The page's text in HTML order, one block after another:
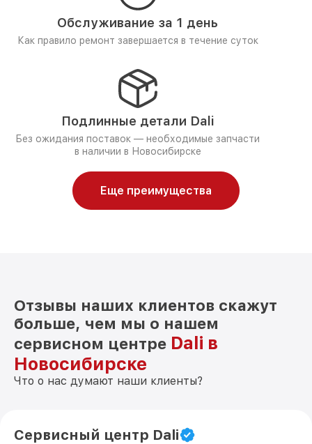
Обслуживание за 1 день
Как правило ремонт завершается в течение суток
Подлинные детали Dali
Без ожидания поставок — необходимые запчасти
в наличии в Новосибирске
Еще преимущества
Отзывы наших клиентов скажут
больше, чем мы о нашем
сервисном центре Dali в
Новосибирске
Что о нас думают наши клиенты?
Сервисный центр Dali